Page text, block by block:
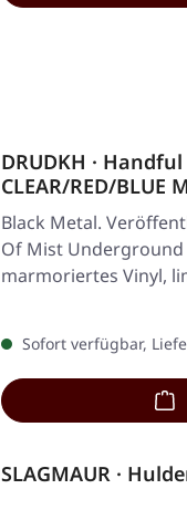
DRUDKH ·
CLEAR/RED/BLUE
Black Metal.
Of Mist
marmoriertes Vinyl,
Sofort verfügbar,
SLAGMAUR ·